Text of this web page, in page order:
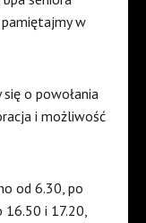
w
o powołania
i możliwość
od 6.30, po
16.50 i 17.20,